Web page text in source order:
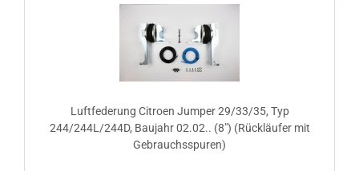
Luftfederung Citroen Jumper 29/33/35, Typ
244/244L/244D, Baujahr 02.02.. (8") (Rückläufer mit
Gebrauchsspuren)